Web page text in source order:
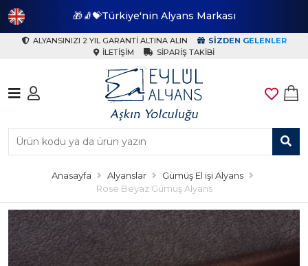
🎁🧦💝Türkiye'nin Alyans Markası
ALYANSINIZI 2 YIL GARANTI ALTINA ALIN
SIZDEN GELENLER
İLETIŞIM
SIPARIŞ TAKIBI
Anasayfa Alyanslar
Gümüş El işi Alyans
Rose Beyaz Gümüş Alyans